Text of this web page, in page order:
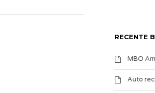
RECENTE
MBO
Auto